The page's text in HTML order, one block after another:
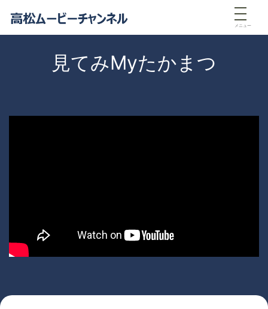
メニュー
見てみMyたかまつ